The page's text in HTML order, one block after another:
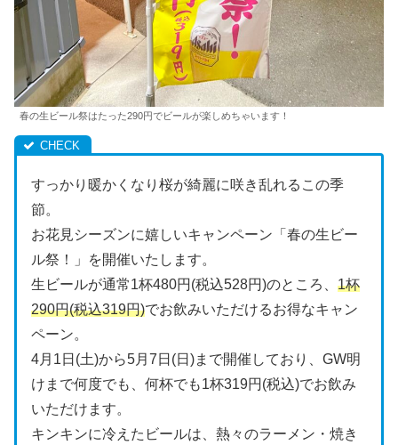
春の生ビール祭はたった290円でビールが楽しめちゃいます！
すっかり暖かくなり桜が綺麗に咲き乱れるこの季
節。
お花見シーズンに嬉しいキャンペーン「春の生ビー
ル祭！」を開催いたします。
生ビールが通常1杯480円(税込528円)のところ、 1杯
290円(税込319円)でお飲みいただけるお得なキャン
ペーン。
4月1日(土)から5月7日(日)まで開催しており、GW明
けまで何度でも、何杯でも1杯319円(税込)でお飲み
いただけます。
キンキンに冷えたビールは、熱々のラーメン・焼き